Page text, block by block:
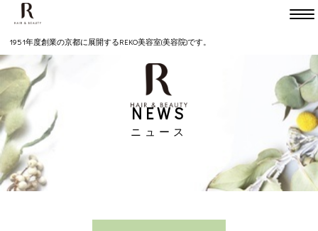
1951年度創業の京都に展開するREKO美容室(美容院)です。
Head
TEL075-231-7747
Kitaooji
TEL075-491-2050
mokara bridal etc.
NEWS
ニュース